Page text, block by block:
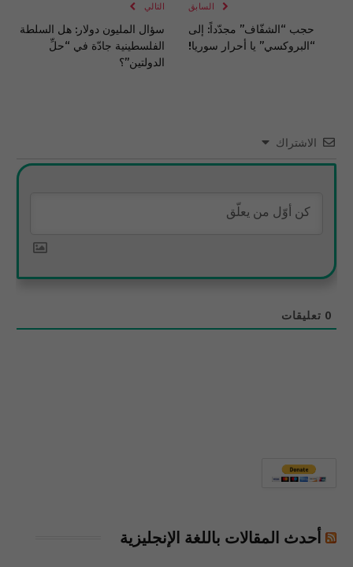
السابق
حجب “الشفّاف” مجدّداً: إلى
“البروكسي” يا أحرار سوريا!
التالي
سؤال المليون دولار: هل السلطة
الفلسطينية جادّة في “حلِّ
الدولتين”؟
الاشتراك
0 تعليقات
أحدث المقالات باللغة الإنجليزية